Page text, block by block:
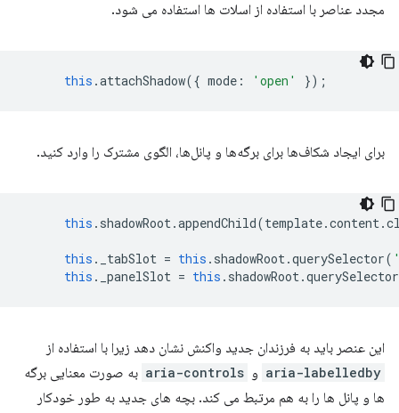
مجدد عناصر با استفاده از اسلات ها استفاده می شود.
this .attachShadow({ mode : 'open' });
برای ایجاد شکاف‌ها برای برگه‌ها و پانل‌ها، الگوی مشترک را وارد کنید.
this . shadowRoot.appendChild(template.content.
this . _tabSlot = this . shadowRoot.querySelector(
this . _panelSlot = this . shadowRoot.querySelector
این عنصر باید به فرزندان جدید واکنش نشان دهد زیرا با استفاده از
aria-labelledby و aria-controls به صورت معنایی برگه
ها و پانل ها را به هم مرتبط می کند. بچه های جدید به طور خودکار